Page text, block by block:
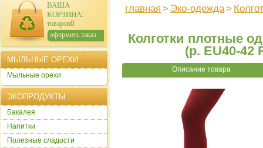
главная > Эко-одежда>
Колготки плотные
(р. EU40-42
Описание товара
ВАША
КОРЗИНА:
товаров:0
сумма: 0р.
оформить заказ
МЫЛЬНЫЕ ОРЕХИ
Мыльные орехи
ЭКОПРОДУКТЫ
Бакалея
Напитки
Полезные сладости